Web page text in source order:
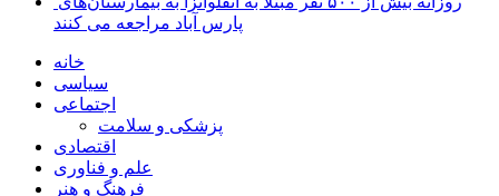
پارس آباد مراجعه می کنند
خانه
سیاسی
اجتماعی
پزشکی و سلامت
اقتصادی
علم و فناوری
فرهنگ و هنر